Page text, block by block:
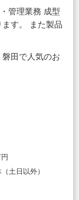
管理業務 成型
す。 また製品
磐田で人気のお
土日以外）